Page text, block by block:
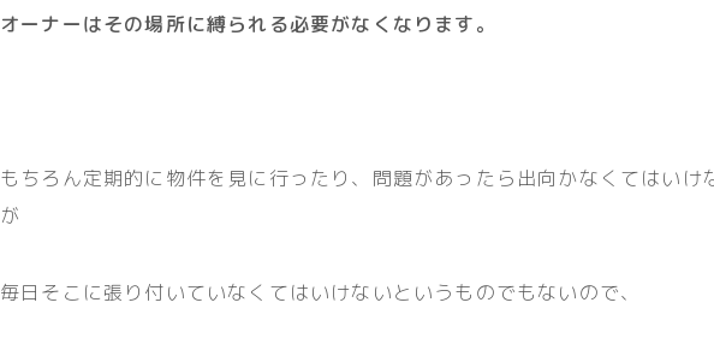
オーナーはその場所に縛られる必要がなくなります。
もちろん定期的に物件を見に行ったり、問題があったら出向かなくてはいけ
が
毎日そこに張り付いていなくてはいけないというものでもないので、